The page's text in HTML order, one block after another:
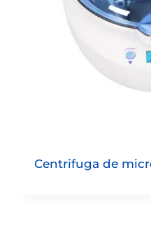
Centrifuga de